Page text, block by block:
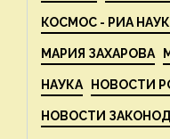
КОСМОС - РИА
МАРИЯ ЗАХАРОВА
НАУКА НОВОСТИ
НОВОСТИ